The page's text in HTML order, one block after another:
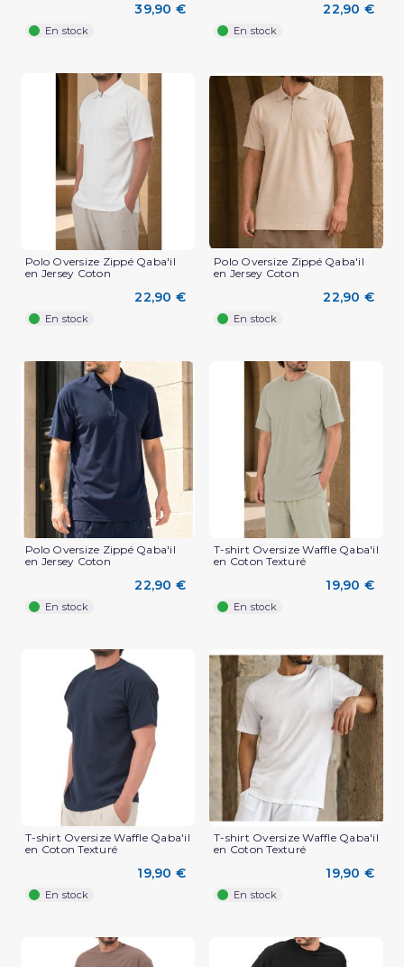
(3 avis)
(3 avis)
39,90 €
En stock
22,90 €
En stock
Polo Oversize Zippé Qaba'il
en Jersey Coton
22,90 €
En stock
Polo Oversize Zippé Qaba'il
en Jersey Coton
22,90 €
En stock
Polo Oversize Zippé Qaba'il
en Jersey Coton
22,90 €
En stock
T-shirt Oversize Waffle Qaba'il
en Coton Texturé
19,90 €
En stock
T-shirt Oversize Waffle Qaba'il
en Coton Texturé
19,90 €
En stock
T-shirt Oversize Waffle Qaba'il
en Coton Texturé
19,90 €
En stock